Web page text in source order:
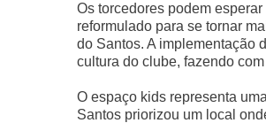
Os torcedores podem
reformulado para se tornar
do Santos. A implementação
cultura do clube, fazendo
O espaço kids representa
Santos priorizou um local